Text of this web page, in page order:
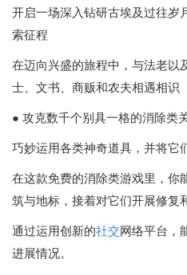
开启一场深入钻研古埃及过往岁
索征程
在迈向兴盛的旅程中，与法老以
士、文书、商贩和农夫相遇相识
● 攻克数千个别具一格的消除类
巧妙运用各类神奇道具，并将它
在这款免费的消除类游戏里，你
筑与地标，接着对它们开展修复
通过运用创新的社交网络平台，
进展情况。